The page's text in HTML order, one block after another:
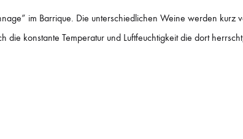
im Barrique. Die unterschiedlichen Weine werden
die konstante Temperatur und Luftfeuchtigkeit die dort